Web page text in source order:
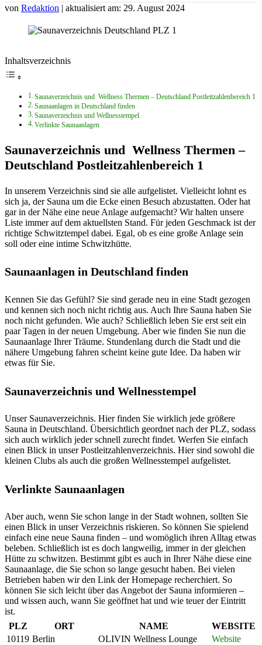
von Redaktion | aktualisiert am: 29. August 2024
Inhaltsverzeichnis
Saunaverzeichnis und Wellness Thermen – Deutschland Postleitzahlenbereich 1
Saunaanlagen in Deutschland finden
Saunaverzeichnis und Wellnesstempel
Verlinkte Saunaanlagen
Saunaverzeichnis und Wellness Thermen –
Deutschland Postleitzahlenbereich 1
In unserem Verzeichnis sind sie alle aufgelistet. Vielleicht lohnt es
sich ja, der Sauna um die Ecke einen Besuch abzustatten. Oder hat
gar in der Nähe eine neue Anlage aufgemacht? Wir halten unsere
Liste immer auf dem aktuellsten Stand. Für jeden Geschmack ist der
richtige Schwitztempel dabei. Egal, ob es eine große Anlage sein
soll oder eine intime Schwitzhütte.
Saunaanlagen in Deutschland finden
Kennen Sie das Gefühl? Sie sind gerade neu in eine Stadt gezogen
und kennen sich noch nicht richtig aus. Auch Ihre Sauna haben Sie
noch nicht gefunden. Wie auch? Schließlich leben Sie erst seit ein
paar Tagen in der neuen Umgebung. Aber wie finden Sie nun die
Saunaanlage Ihrer Träume. Stundenlang durch die Stadt und die
nähere Umgebung fahren scheint keine gute Idee. Da haben wir
etwas für Sie.
Saunaverzeichnis und Wellnesstempel
Unser Saunaverzeichnis. Hier finden Sie wirklich jede größere
Sauna in Deutschland. Übersichtlich geordnet nach der PLZ, sodass
sich auch wirklich jeder schnell zurecht findet. Werfen Sie einfach
einen Blick in unser Postleitzahlenverzeichnis. Hier sind sowohl die
kleinen Clubs als auch die großen Wellnesstempel aufgelistet.
Verlinkte Saunaanlagen
Aber auch, wenn Sie schon lange in der Stadt wohnen, sollten Sie
einen Blick in unser Verzeichnis riskieren. So können Sie spielend
einfach eine neue Sauna finden – und womöglich ihren Alltag etwas
beleben. Schließlich ist es doch langweilig, immer in der gleichen
Hütte zu schwitzen. Bestimmt gibt es auch in Ihrer Nähe diese eine
Saunaanlage, die Sie schon so lange gesucht haben. Bei vielen
Betrieben haben wir den Link der Homepage recherchiert. So
können Sie sich leicht über das Angebot der Sauna informieren –
und wissen auch, wann Sie geöffnet hat und wie teuer der Eintritt
ist.
PLZ
ORT NAME
WEBSITE
10119 Berlin OLIVIN Wellness Lounge
Website